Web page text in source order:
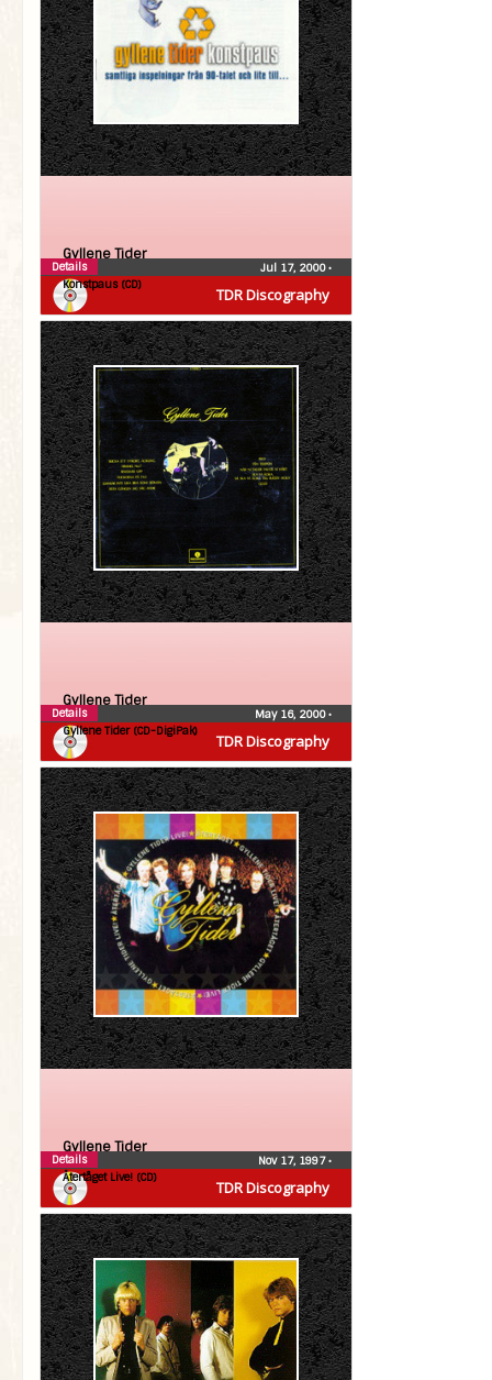
TDR Discography
Gyllene Tider
Konstpaus (CD)
Jul 17, 2000•
Details
TDR Discography
Gyllene Tider
Gyllene Tider (CD-DigiPak)
May 16, 2000•
Details
TDR Discography
Gyllene Tider
Återtåget Live! (CD)
Nov 17, 1997•
Details